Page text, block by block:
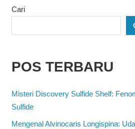
Cari
POS TERBARU
Misteri Discovery Sulfide Shelf:
Sulfide
Mengenal Alvinocaris Longispina: